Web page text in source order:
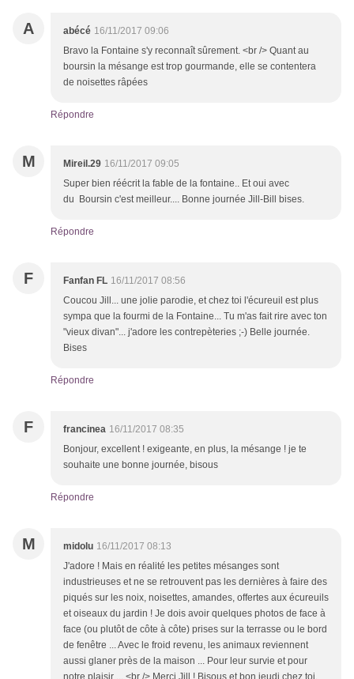
A abécé 16/11/2017 09:06
Bravo la Fontaine s'y reconnaît sûrement. <br /> Quant au
boursin la mésange est trop gourmande, elle se contentera
de noisettes râpées
Répondre
M Mireil.29 16/11/2017 09:05
Super bien réécrit la fable de la fontaine.. Et oui avec
du Boursin c'est meilleur.... Bonne journée Jill-Bill bises.
Répondre
F Fanfan FL 16/11/2017 08:56
Coucou Jill... une jolie parodie, et chez toi l'écureuil est plus
sympa que la fourmi de la Fontaine... Tu m'as fait rire avec ton
"vieux divan"... j'adore les contrepèteries ;-) Belle journée.
Bises
Répondre
F francinea 16/11/2017 08:35
Bonjour, excellent ! exigeante, en plus, la mésange ! je te
souhaite une bonne journée, bisous
Répondre
M midolu 16/11/2017 08:13
J'adore ! Mais en réalité les petites mésanges sont
industrieuses et ne se retrouvent pas les dernières à faire des
piqués sur les noix, noisettes, amandes, offertes aux écureuils
et oiseaux du jardin ! Je dois avoir quelques photos de face à
face (ou plutôt de côte à côte) prises sur la terrasse ou le bord
de fenêtre ... Avec le froid revenu, les animaux reviennent
aussi glaner près de la maison ... Pour leur survie et pour
notre plaisir ... <br /> Merci Jill ! Bisous et bon jeudi chez toi.